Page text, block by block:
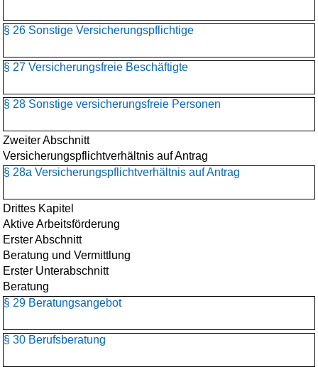
§ 26 Sonstige Versicherungspflichtige
§ 27 Versicherungsfreie Beschäftigte
§ 28 Sonstige versicherungsfreie Personen
Zweiter Abschnitt
Versicherungspflichtverhältnis auf Antrag
§ 28a Versicherungspflichtverhältnis auf Antrag
Drittes Kapitel
Aktive Arbeitsförderung
Erster Abschnitt
Beratung und Vermittlung
Erster Unterabschnitt
Beratung
§ 29 Beratungsangebot
§ 30 Berufsberatung